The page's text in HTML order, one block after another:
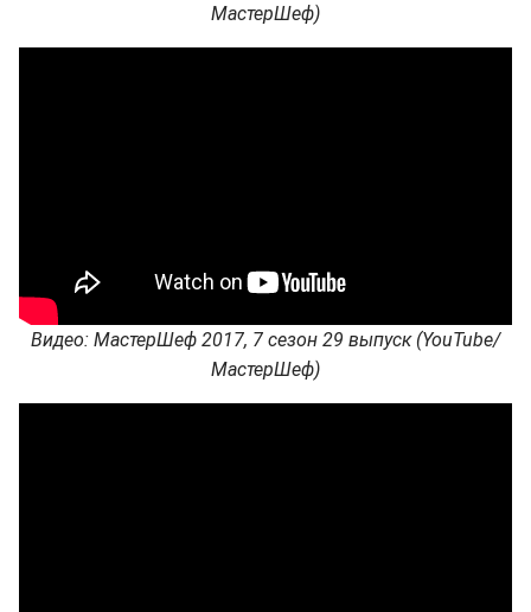
МастерШеф)
Видео: МастерШеф 2017, 7 сезон 29 выпуск (YouTube/
МастерШеф)